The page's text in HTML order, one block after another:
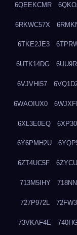
6QEEKCMR
6RKWC57X
6TKE2JE3
6UTK14DG
6VJVHI57
6WAOIUX0
6XL3E0EQ
6Y6PMH2U
6ZT4UC5F
713M5IHY
727P972L
73VKAF4E